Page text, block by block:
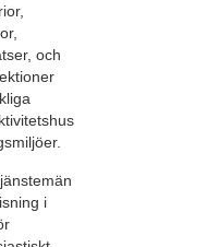
och
i